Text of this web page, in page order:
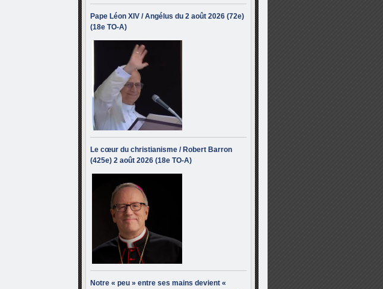
Pape Léon XIV / Angélus du 2 août 2026 (72e)
(18e TO-A)
Le cœur du christianisme / Robert Barron
(425e) 2 août 2026 (18e TO-A)
Notre « peu » entre ses mains devient «